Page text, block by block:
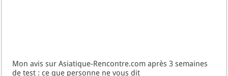
Mon avis sur Asiatique-Rencontre.com après 3 semaines
de test : ce que personne ne vous dit